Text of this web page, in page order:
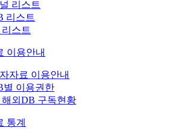
리스트
리스트
스트
이용안내
자료 이용안내
별 이용권한
외DB 구독현황
통계